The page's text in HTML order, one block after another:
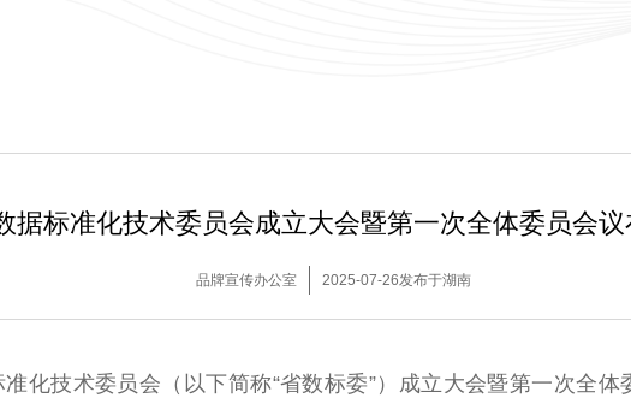
据标准化技术委员会成立大会暨第一次全体委员会
品牌宣传办公室 2025-07-26发布于湖南
技术委员会（以下简称“省数标委”）成立大会暨第一次全体